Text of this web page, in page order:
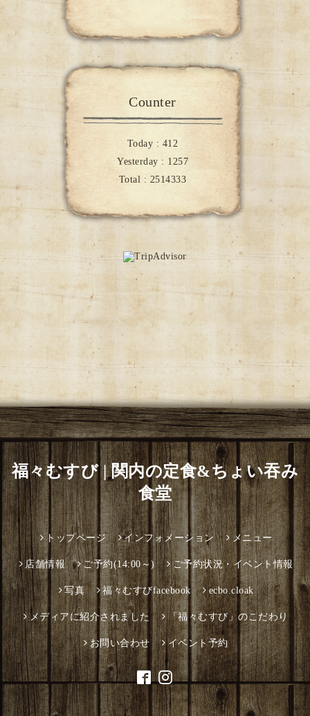
Counter
Today : 412
Yesterday : 1257
Total : 2514333
福々むすび | 関内の定食&ちょい吞み
食堂
トップページ インフォメーション メニュー
店舗情報 ご予約(14:00～) ご予約状況・イベント情報
写真 福々むすびfacebook ecbo.cloak
メディアに紹介されました 「福々むすび」のこだわり
お問い合わせ イベント予約